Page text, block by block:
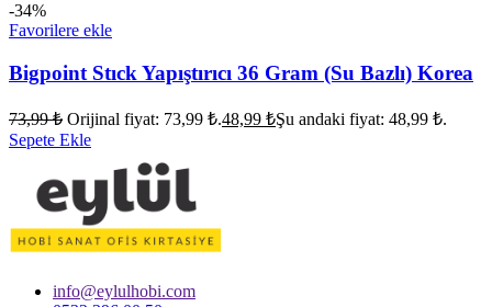
-34%
Favorilere ekle
Bigpoint Stıck Yapıştırıcı 36 Gram (Su Bazlı) Korea
73,99₺ Orijinal fiyat: 73,99 ₺.48,99 ₺Şu andaki fiyat: 48,99 ₺.
Sepete Ekle
info@eylulhobi.com